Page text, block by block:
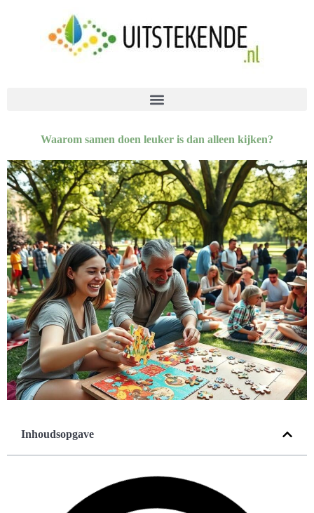
Waarom samen doen leuker is dan alleen kijken?
Inhoudsopgave